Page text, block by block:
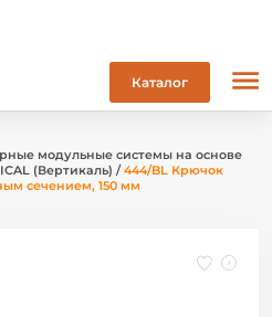
Каталог
модульные системы на основе
(Вертикаль) /444/BL Крючок
сечением, 150 мм